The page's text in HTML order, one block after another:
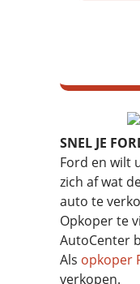
SNEL JE
Ford en wilt
zich af wat
auto te
Opkoper te
AutoCenter
Als opkoper
verkopen.